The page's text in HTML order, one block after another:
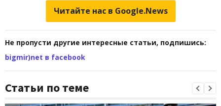
Читайте нас в Google.News
Не пропусти другие интересные статьи, подпишись:
bigmir)net в facebook
Статьи по теме